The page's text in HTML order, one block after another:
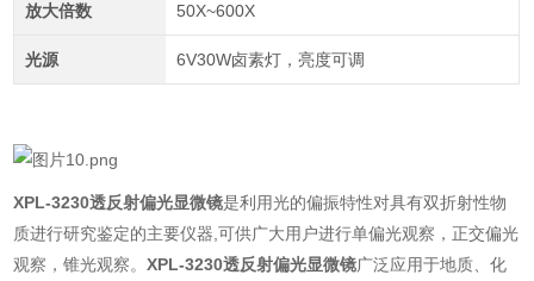
放大倍数 50X~600X
光源 6V30W卤素灯，亮度可调
XPL-3230透反射偏光显微镜是利用光的偏振特性对具有双折射性物
质进行研究鉴定的主要仪器,可供广大用户进行单偏光观察，正交偏光
观察，锥光观察。XPL-3230透反射偏光显微镜广泛应用于地质、化